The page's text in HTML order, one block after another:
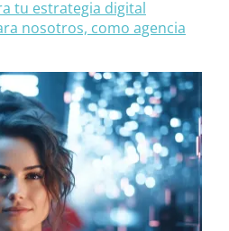
tu estrategia digital
nosotros, como agencia